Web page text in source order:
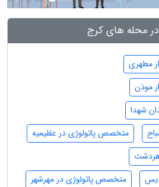
محله های کرج
مطهری
موذن
شهدا
متخصص پاتولوژی در عظیمیه
متخصص پاتولوژی در مهرشهر